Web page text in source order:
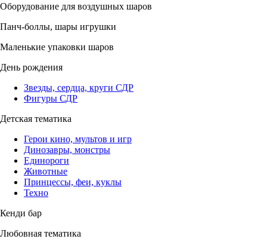
Оборудование для воздушных шаров
Панч-боллы, шары игрушки
Маленькие упаковки шаров
День рождения
Звезды, сердца, круги СДР
Фигуры СДР
Детская тематика
Герои кино, мультов и игр
Динозавры, монстры
Единороги
Животные
Принцессы, феи, куклы
Техно
Кенди бар
Любовная тематика